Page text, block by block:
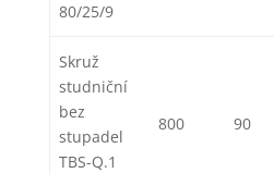
80/25/9
Skruž
studniční
bez
stupadel
TBS-Q.1
800 90